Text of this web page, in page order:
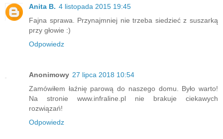
Anita B. 4 listopada 2015 19:45
Fajna sprawa. Przynajmniej nie trzeba siedzieć z suszarką
przy głowie :)
Odpowiedz
Anonimowy 27 lipca 2018 10:54
Zamówiłem łaźnię parową do naszego domu. Było warto!
Na stronie www.infraline.pl nie brakuje ciekawych
rozwiązań!
Odpowiedz